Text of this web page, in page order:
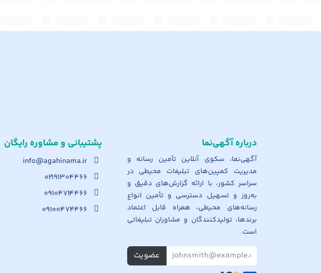
پشتیبانی و مشاوره رایگان
info@agahinama.ir
۰۲۱۹۱۳۰۴۴۶۶
۰۹۱۰۴۷۱۴۴۶۶
۰۹۱۰۰۴۷۴۴۶۶
درباره آگهی‌نما
آگهی‌نما، سکوی آنلاین تأمین رسانه و
مدیریت کمپین‌های تبلیغات محیطی در
سراسر کشور، با ارائه گزارش‌های دقیق و
به‌روز و تسهیل دسترسی و تأمین انواع
رسانه‌های محیطی، همراه قابل اعتماد
برندها، تولیدکنندگان و مشاوران تبلیغاتی
است.
عضویت